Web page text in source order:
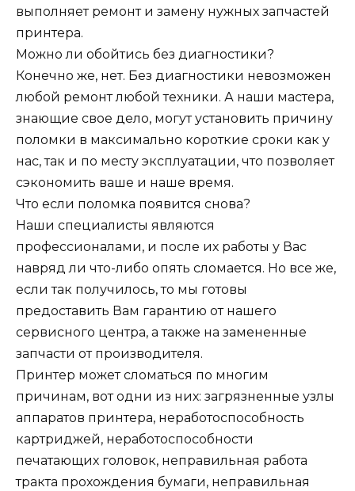
выполняет ремонт и замену нужных запчастей
принтера.
Можно ли обойтись без диагностики?
Конечно же, нет. Без диагностики невозможен
любой ремонт любой техники. А наши мастера,
знающие свое дело, могут установить причину
поломки в максимально короткие сроки как у
нас, так и по месту эксплуатации, что позволяет
сэкономить ваше и наше время.
Что если поломка появится снова?
Наши специалисты являются
профессионалами, и после их работы у Вас
навряд ли что-либо опять сломается. Но все же,
если так получилось, то мы готовы
предоставить Вам гарантию от нашего
сервисного центра, а также на замененные
запчасти от производителя.
Принтер может сломаться по многим
причинам, вот одни из них: загрязненные узлы
аппаратов принтера, неработоспособность
картриджей, неработоспособности
печатающих головок, неправильная работа
тракта прохождения бумаги, неправильная